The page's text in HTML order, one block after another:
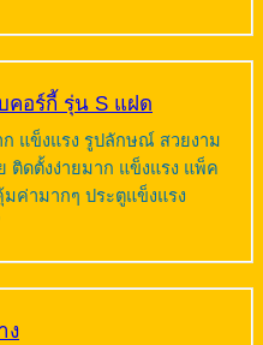
อร์กี้ รุ่น S แฝด
ก แข็งแรง รูปลักษณ์ สวยงาม
ติดตั้งง่ายมาก แข็งแรง แพ็ค
ค่ามากๆ ประตูแข็งแรง
ง